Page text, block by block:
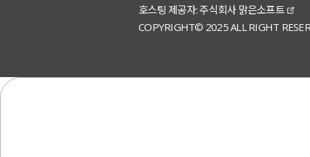
호스팅 제공자: 주식회사 맑은소프트
COPYRIGHT© 2025 ALL RIGHT